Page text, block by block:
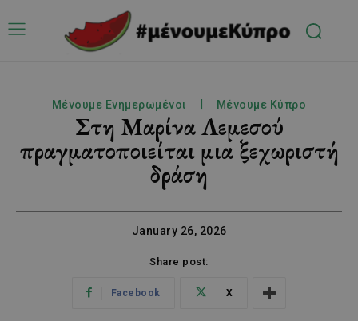
Μένουμε Ενημερωμένοι Μένουμε Κύπρο
Στη Μαρίνα Λεμεσού
πραγματοποιείται μια ξεχωριστή
δράση
January 26, 2026
Share post:
Facebook X